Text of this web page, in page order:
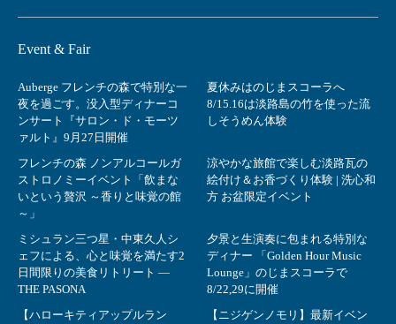
Event & Fair
Auberge フレンチの森で特別な一
夜を過ごす。没入型ディナーコ
ンサート『サロン・ド・モーツ
ァルト』9月27日開催
夏休みはのじまスコーラへ
8/15.16は淡路島の竹を使った流
しそうめん体験
フレンチの森 ノンアルコールガ
ストロノミーイベント「飲まな
いという贅沢 ～香りと味覚の館
～」
涼やかな旅館で楽しむ淡路瓦の
絵付け＆お香づくり体験 | 洗心和
方 お盆限定イベント
ミシュラン三つ星・中東久人シ
ェフによる、心と味覚を満たす2
日間限りの美食リトリート ―
THE PASONA
夕景と生演奏に包まれる特別な
ディナー 「Golden Hour Music
Lounge」のじまスコーラで
8/22,29に開催
【ハローキティアップルラン
【ニジゲンノモリ】最新イベン